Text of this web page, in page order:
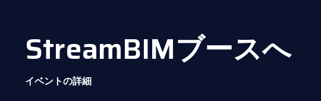
StreamBIMブースへ
イベントの詳細